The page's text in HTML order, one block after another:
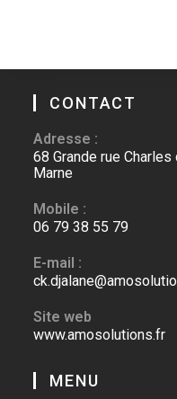
CONTACT
Adresse :
68 Grande rue
Marne
Mobile :
06 79 38 55 79
E-mail :
Site web
www.amosolutions.fr
MENU